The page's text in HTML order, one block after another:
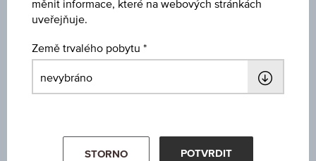
Měna
Alternativní investice
měnit informace, které na webových stránkách
uveřejňuje.
Země trvalého pobytu
STORNO POTVRDIT